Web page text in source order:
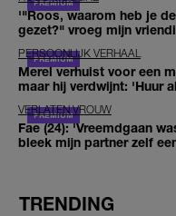
'"Roos, waarom heb je
gezet?" vroeg mijn
PERSOONLIJK VERHAAL
Merel verhuist voor een
maar hij verdwijnt: 'Huur
VERLATEN VROUW
Fae (24): 'Vreemdgaan
bleek mijn partner zelf
TRENDING